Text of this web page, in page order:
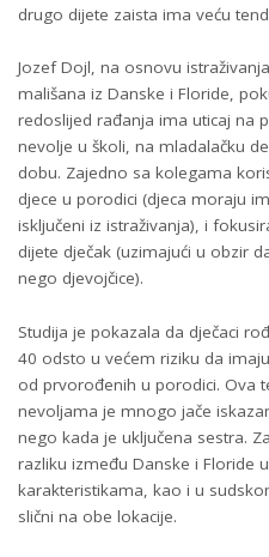
drugo dijete zaista ima veću
Jozef Dojl, na osnovu
mališana iz Danske i Floride,
redoslijed rađanja ima uticaj na
nevolje u školi, na mladalačku
dobu. Zajedno sa kolegama
djece u porodici (djeca moraju
isključeni iz istraživanja), i
dijete dječak (uzimajući u obzir
nego djevojčice).
Studija je pokazala da dječaci
40 odsto u većem riziku da
od prvorođenih u porodici. Ova
nevoljama je mnogo jače
nego kada je uključena sestra.
razliku između Danske i Floride
karakteristikama, kao i u
slični na obe lokacije.